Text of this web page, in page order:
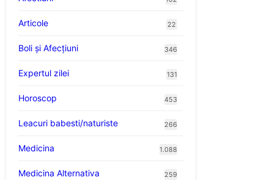
Articole 22
Boli și Afecțiuni 346
Expertul zilei 131
Horoscop 453
Leacuri babesti/naturiste 266
Medicina 1.088
Medicina Alternativa 259